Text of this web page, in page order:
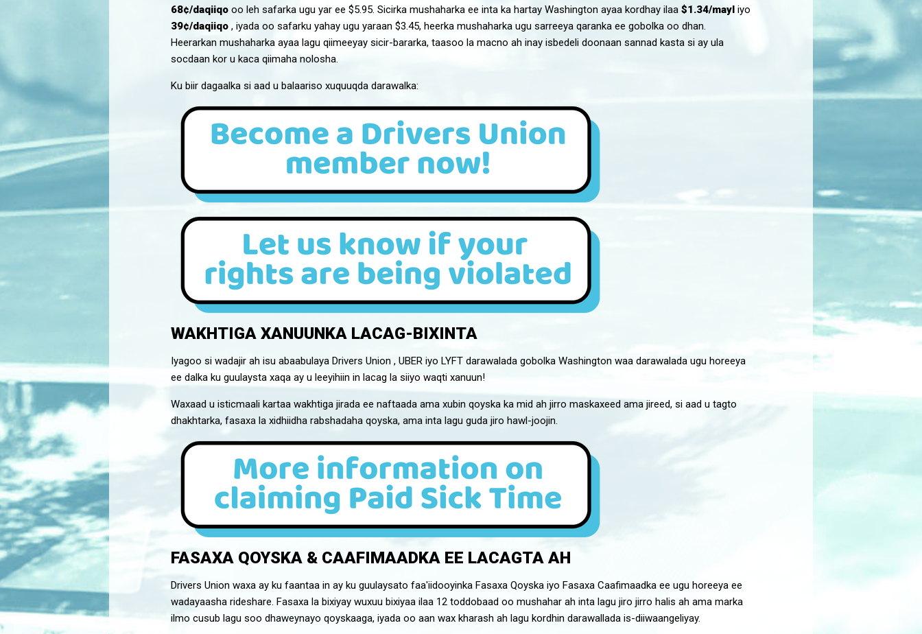
68¢/daqiiqo oo leh safarka ugu yar ee $5.95. Sicirka mushaharka ee inta ka hartay Washington ayaa kordhay ilaa $1.34/mayl iyo
39¢/daqiiqo , iyada oo safarku yahay ugu yaraan $3.45, heerka mushaharka ugu sarreeya qaranka ee gobolka oo dhan.
Heerarkan mushaharka ayaa lagu qiimeeyay sicir-bararka, taasoo la macno ah inay isbedeli doonaan sannad kasta si ay ula
socdaan kor u kaca qiimaha nolosha.
Ku biir dagaalka si aad u balaariso xuquuqda darawalka:
WAKHTIGA XANUUNKA LACAG-BIXINTA
Iyagoo si wadajir ah isu abaabulaya Drivers Union , UBER iyo LYFT darawalada gobolka Washington waa darawalada ugu horeeya
ee dalka ku guulaysta xaqa ay u leeyihiin in lacag la siiyo waqti xanuun!
Waxaad u isticmaali kartaa wakhtiga jirada ee naftaada ama xubin qoyska ka mid ah jirro maskaxeed ama jireed, si aad u tagto
dhakhtarka, fasaxa la xidhiidha rabshadaha qoyska, ama inta lagu guda jiro hawl-joojin.
FASAXA QOYSKA & CAAFIMAADKA EE LACAGTA AH
Drivers Union waxa ay ku faantaa in ay ku guulaysato faa'iidooyinka Fasaxa Qoyska iyo Fasaxa Caafimaadka ee ugu horeeya ee
wadayaasha rideshare. Fasaxa la bixiyay wuxuu bixiyaa ilaa 12 toddobaad oo mushahar ah inta lagu jiro jirro halis ah ama marka
ilmo cusub lagu soo dhaweynayo qoyskaaga, iyada oo aan wax kharash ah lagu kordhin darawallada is-diiwaangeliyay.